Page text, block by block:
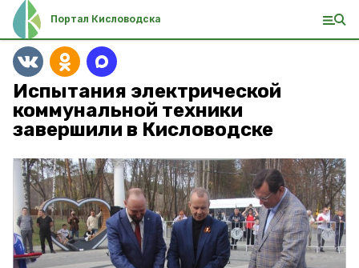
Портал Кисловодска
Испытания электрической
коммунальной техники
завершили в Кисловодске